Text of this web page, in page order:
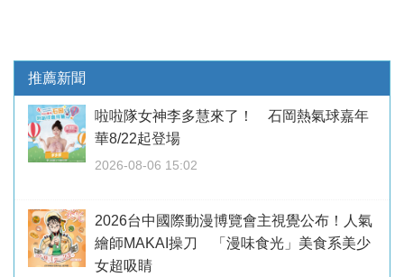
推薦新聞
啦啦隊女神李多慧來了！ 石岡熱氣球嘉年
華8/22起登場
2026-08-06 15:02
2026台中國際動漫博覽會主視覺公布！人氣
繪師MAKAI操刀 「漫味食光」美食系美少
女超吸睛